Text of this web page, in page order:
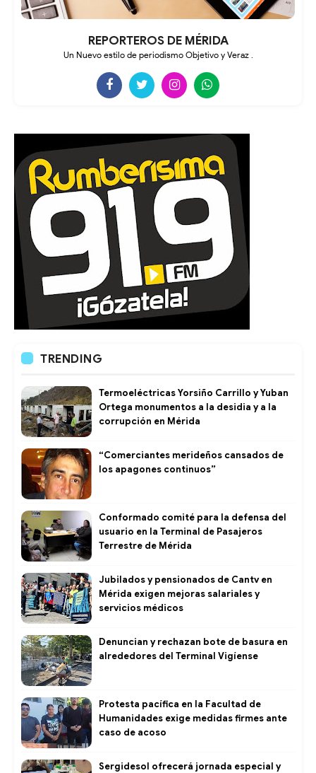
REPORTEROS DE MÉRIDA
Un Nuevo estilo de periodismo Objetivo y Veraz .
TRENDING
Termoeléctricas Yorsiño Carrillo y Yuban
Ortega monumentos a la desidia y a la
corrupción en Mérida
“Comerciantes merideños cansados de
los apagones continuos”
Conformado comité para la defensa del
usuario en la Terminal de Pasajeros
Terrestre de Mérida
Jubilados y pensionados de Cantv en
Mérida exigen mejoras salariales y
servicios médicos
Denuncian y rechazan bote de basura en
alrededores del Terminal Vigíense
Protesta pacífica en la Facultad de
Humanidades exige medidas firmes ante
caso de acoso
Sergidesol ofrecerá jornada especial y